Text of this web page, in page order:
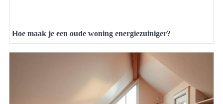
Hoe maak je een oude woning energiezuiniger?